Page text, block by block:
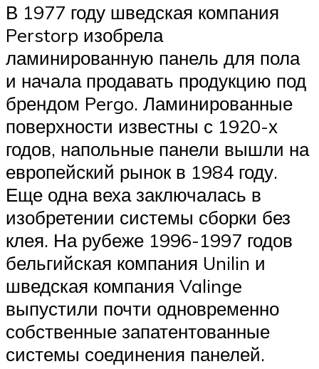
В 1977 году шведская компания
Perstorp изобрела
ламинированную панель для пола
и начала продавать продукцию под
брендом Pergo. Ламинированные
поверхности известны с 1920-х
годов, напольные панели вышли на
европейский рынок в 1984 году.
Еще одна веха заключалась в
изобретении системы сборки без
клея. На рубеже 1996-1997 годов
бельгийская компания Unilin и
шведская компания Valinge
выпустили почти одновременно
собственные запатентованные
системы соединения панелей.